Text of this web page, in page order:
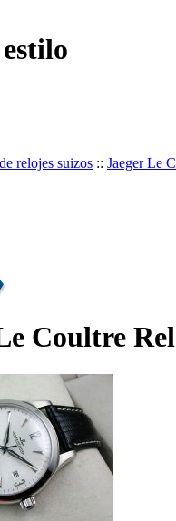
relojes suizos :: Jaeger Le
Coultre